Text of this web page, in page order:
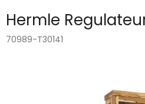
Hermle
70989-T30141